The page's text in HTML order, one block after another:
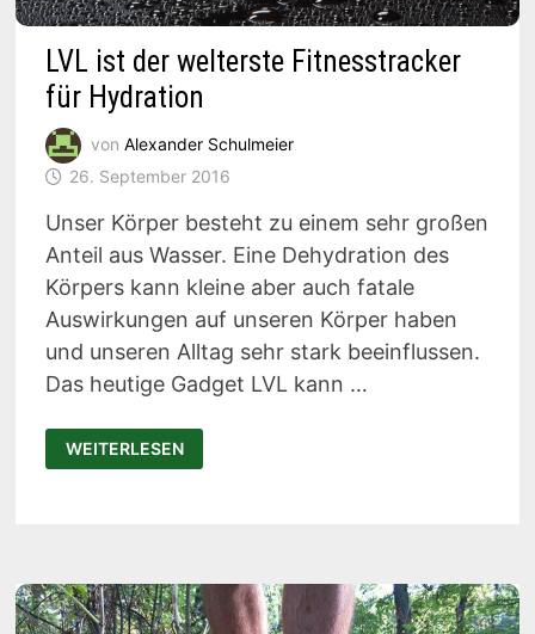
LVL ist der welterste Fitnesstracker
für Hydration
von Alexander Schulmeier
26. September 2016
Unser Körper besteht zu einem sehr großen
Anteil aus Wasser. Eine Dehydration des
Körpers kann kleine aber auch fatale
Auswirkungen auf unseren Körper haben
und unseren Alltag sehr stark beeinflussen.
Das heutige Gadget LVL kann …
LVL
IST
DER
WEITERLESEN